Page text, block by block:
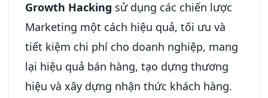
Growth Hacking sử dụng các chiến lược
Marketing một cách hiệu quả, tối ưu và
tiết kiệm chi phí cho doanh nghiệp, mang
lại hiệu quả bán hàng, tạo dựng thương
hiệu và xây dựng nhận thức khách hàng.